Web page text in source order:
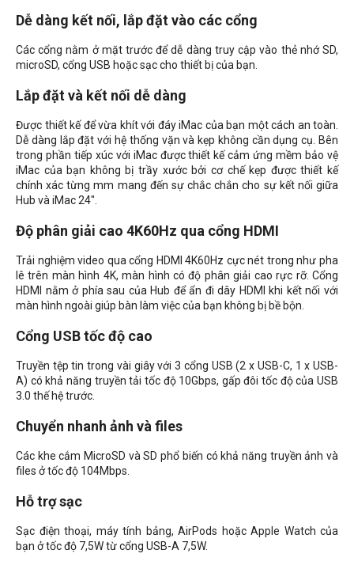
Dễ dàng kết nối, lắp đặt vào các cổng
Các cổng nằm ở mặt trước để dễ dàng truy cập vào thẻ nhớ SD,
microSD, cổng USB hoặc sạc cho thiết bị của bạn.
Lắp đặt và kết nối dễ dàng
Được thiết kế để vừa khít với đáy iMac của bạn một cách an toàn.
Dễ dàng lắp đặt với hệ thống vặn và kẹp không cần dụng cụ. Bên
trong phần tiếp xúc với iMac được thiết kế cảm ứng mềm bảo vệ
iMac của bạn không bị trầy xước bởi cơ chế kẹp được thiết kế
chính xác từng mm mang đến sự chắc chắn cho sự kết nối giữa
Hub và iMac 24".
Độ phân giải cao 4K60Hz qua cổng HDMI
Trải nghiệm video qua cổng HDMI 4K60Hz cực nét trong như pha
lê trên màn hình 4K, màn hình có độ phân giải cao rực rỡ. Cổng
HDMI nằm ở phía sau của Hub để ẩn đi dây HDMI khi kết nối với
màn hình ngoài giúp bàn làm việc của bạn không bị bề bộn.
Cổng USB tốc độ cao
Truyền tệp tin trong vài giây với 3 cổng USB (2 x USB-C, 1 x USB-
A) có khả năng truyền tải tốc độ 10Gbps, gấp đôi tốc độ của USB
3.0 thế hệ trước.
Chuyển nhanh ảnh và files
Các khe cắm MicroSD và SD phổ biến có khả năng truyền ảnh và
files ở tốc độ 104Mbps.
Hỗ trợ sạc
Sạc điện thoại, máy tính bảng, AirPods hoặc Apple Watch của
bạn ở tốc độ 7,5W từ cổng USB-A 7,5W.